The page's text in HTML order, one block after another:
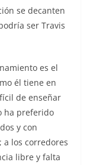
se decanten
ser Travis
es el
él tiene en
de enseñar
ha preferido
y con
los corredores
libre y falta